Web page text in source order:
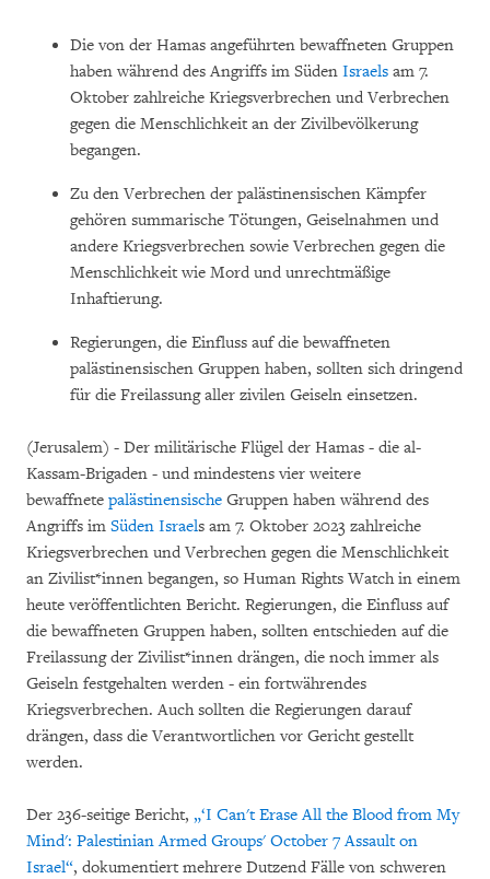
Die von der Hamas angeführten bewaffneten Gruppen
haben während des Angriffs im Süden Israels am 7.
Oktober zahlreiche Kriegsverbrechen und Verbrechen
gegen die Menschlichkeit an der Zivilbevölkerung
begangen.
Zu den Verbrechen der palästinensischen Kämpfer
gehören summarische Tötungen, Geiselnahmen und
andere Kriegsverbrechen sowie Verbrechen gegen die
Menschlichkeit wie Mord und unrechtmäßige
Inhaftierung.
Regierungen, die Einfluss auf die bewaffneten
palästinensischen Gruppen haben, sollten sich dringend
für die Freilassung aller zivilen Geiseln einsetzen.
(Jerusalem) - Der militärische Flügel der Hamas - die al-
Kassam-Brigaden - und mindestens vier weitere
bewaffnete palästinensische Gruppen haben während des
Angriffs im Süden Israels am 7. Oktober 2023 zahlreiche
Kriegsverbrechen und Verbrechen gegen die Menschlichkeit
an Zivilist*innen begangen, so Human Rights Watch in einem
heute veröffentlichten Bericht. Regierungen, die Einfluss auf
die bewaffneten Gruppen haben, sollten entschieden auf die
Freilassung der Zivilist*innen drängen, die noch immer als
Geiseln festgehalten werden - ein fortwährendes
Kriegsverbrechen. Auch sollten die Regierungen darauf
drängen, dass die Verantwortlichen vor Gericht gestellt
werden.
Der 236-seitige Bericht, „‘I Can't Erase All the Blood from My
Mind': Palestinian Armed Groups' October 7 Assault on
Israel“, dokumentiert mehrere Dutzend Fälle von schweren